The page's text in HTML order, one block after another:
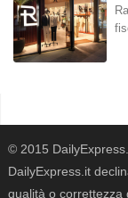
© 2015
DailyExpress.it
qualità o correttezza